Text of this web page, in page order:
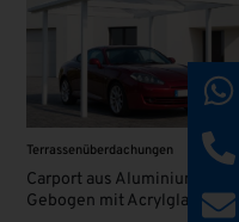
Terrassenüberdachungen
Carport aus Aluminium
Gebogen mit Acrylglas